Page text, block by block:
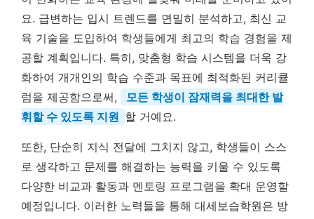
요. 급변하는 입시 트렌드를 면밀히 분석하고, 최신 교
육 기술을 도입하여 학생들에게 최고의 학습 경험을 제
공할 계획입니다. 특히, 맞춤형 학습 시스템을 더욱 강
화하여 개개인의 학습 수준과 목표에 최적화된 커리큘
럼을 제공함으로써,
모든 학생이 잠재력을 최대한 발
휘할 수 있도록 지원 할 거예요.
또한, 단순히 지식 전달에 그치지 않고, 학생들이 스스
로 생각하고 문제를 해결하는 능력을 키울 수 있도록
다양한 비교과 활동과 멘토링 프로그램을 확대 운영할
예정입니다. 이러한 노력들을 통해 대세보습학원은 방